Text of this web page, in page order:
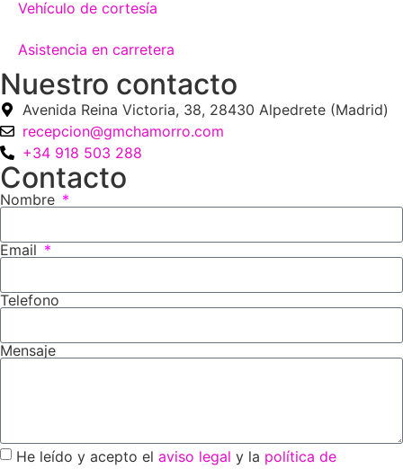
Vehículo de cortesía
Asistencia en carretera
Nuestro contacto
Avenida Reina Victoria, 38, 28430 Alpedrete (Madrid)
recepcion@gmchamorro.com
+34 918 503 288
Contacto
Nombre
Email
Telefono
Mensaje
He leído y acepto el aviso legal y la política de